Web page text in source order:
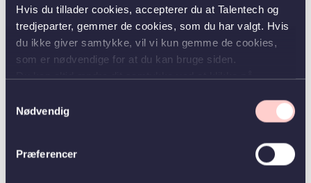
Hvis du tillader cookies, accepterer du at Talentech og
tredjeparter, gemmer de cookies, som du har valgt. Hvis
du ikke giver samtykke, vil vi kun gemme de cookies,
som er nødvendige for at du kan bruge siden.
Nødvendig
Præferencer